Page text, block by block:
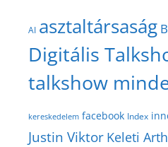
AI asztaltársaság
Digitális
talkshow
kereskedelem facebook Index
Justin Viktor Keleti